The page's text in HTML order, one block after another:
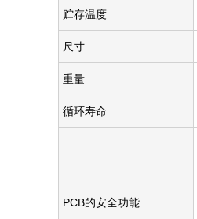
贮存温度
尺寸
重量
循环寿命
PCB的安全功能